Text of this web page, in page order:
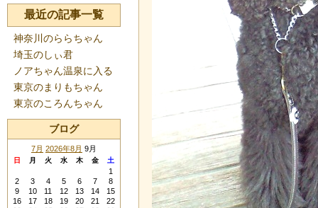
最近の記事一覧
神奈川のららちゃん
埼玉のしぃ君
ノアちゃん温泉に入る
東京のまりもちゃん
東京のころんちゃん
ブログ
7月 2026年8月 9月
日 月 火 水 木 金 土
1
2
3 4 5 6 7
8
9
10 11 12 13 14
15
16
17 18 19 20 21
22